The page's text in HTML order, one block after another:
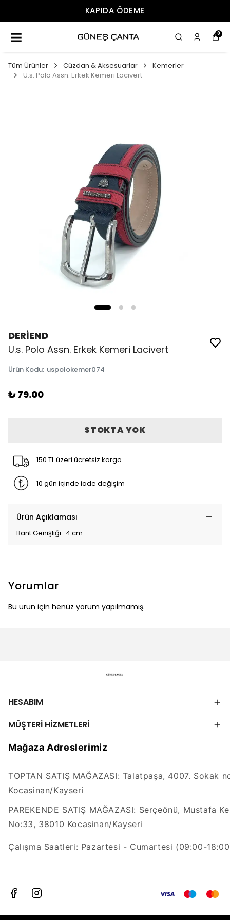
ÜCRETSIZ KARGO
0
Tüm Ürünler Cüzdan & Aksesuarlar
Kemerler
U.s. Polo Assn. Erkek Kemeri Lacivert
DERİEND
U.s. Polo Assn. Erkek Kemeri Lacivert
Ürün Kodu: uspolokemer074
₺ 79.00
STOKTA YOK
150 TL üzeri ücretsiz kargo
10 gün içinde iade değişim
Ürün Açıklaması
Bant Genişliği : 4 cm
Yorumlar
Bu ürün için henüz yorum yapılmamış.
HESABIM
MÜŞTERİ HİZMETLERİ
Mağaza Adreslerimiz
TOPTAN SATIŞ MAĞAZASI: Talatpaşa, 4007. Sokak
Kocasinan/Kayseri
PAREKENDE SATIŞ MAĞAZASI: Serçeönü, Mustafa
No:33, 38010 Kocasinan/Kayseri
Çalışma Saatleri: Pazartesi - Cumartesi (09:00-